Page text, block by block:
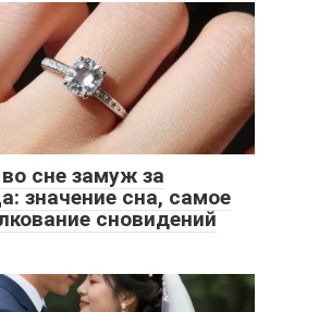
сне замуж за
значение сна, самое
сновидений